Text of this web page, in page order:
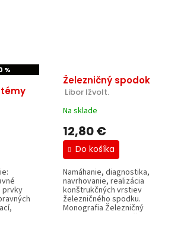
%
prvky
a...
Železničný spodok
Libor Ižvolt.
Na sklade
12,80 €
Do košíka
Namáhanie, diagnostika,
navrhovanie, realizácia
konštrukčných vrstiev
železničného spodku.
Monografia Železničný
spodok je prvou knižnou...